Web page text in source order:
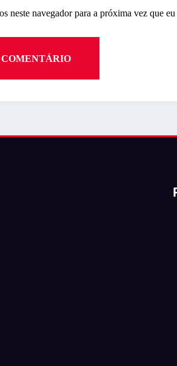
neste navegador para a próxima vez que eu